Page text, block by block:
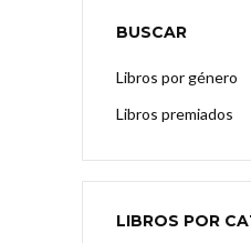
BUSCAR
Libros por género
Libros premiados
LIBROS POR